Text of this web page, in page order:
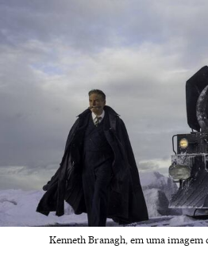
Kenneth Branagh, em uma imagem